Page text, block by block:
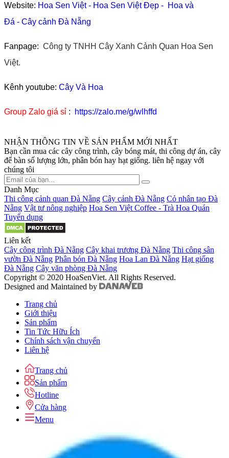
Website: Hoa Sen Việt- Hoa Sen Việt Đẹp - Hoa và
Đá - Cây cảnh Đà Nẵng
Fanpage: Công ty TNHH Cây Xanh Cảnh Quan Hoa Sen
Việt.
Kênh youtube: Cây Và Hoa
Group Zalo giá sỉ : https://zalo.me/g/wlhffd
NHẬN THÔNG TIN VỀ SẢN PHẨM MỚI NHẤT
Bạn cần mua các cây công trình, cây bóng mát, thi công dự án, cây
để bàn số lượng lớn, phân bón hay hạt giống. liên hệ ngay với
chúng tôi
Danh Mục
Thi công cảnh quan Đà Nẵng Cây cảnh Đà Nẵng Cỏ nhân tạo Đà
Nẵng Vật tư nông nghiệp Hoa Sen Việt Coffee - Trà Hoa Quán
Tuyển dụng
Liên kết
Cây công trình Đà Nẵng Cây khai trương Đà Nẵng Thi công sân
vườn Đà Nẵng Phân bón Đà Nẵng Hoa Lan Đà Nẵng Hạt giống
Đà Nẵng Cây văn phòng Đà Nẵng
Copyright © 2020 HoaSenViet. All Rights Reserved.
Designed and Maintained by
Trang chủ
Giới thiệu
Sản phẩm
Tin Tức Hữu Ích
Chính sách vận chuyển
Liên hệ
Trang chủ
Sản phẩm
Hotline
Cửa hàng
Menu